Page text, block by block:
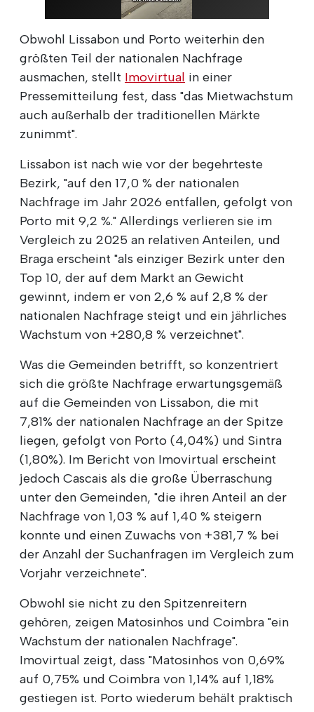
Obwohl Lissabon und Porto weiterhin den
größten Teil der nationalen Nachfrage
ausmachen, stellt Imovirtual in einer
Pressemitteilung fest, dass "das Mietwachstum
auch außerhalb der traditionellen Märkte
zunimmt".
Lissabon ist nach wie vor der begehrteste
Bezirk, "auf den 17,0 % der nationalen
Nachfrage im Jahr 2026 entfallen, gefolgt von
Porto mit 9,2 %." Allerdings verlieren sie im
Vergleich zu 2025 an relativen Anteilen, und
Braga erscheint "als einziger Bezirk unter den
Top 10, der auf dem Markt an Gewicht
gewinnt, indem er von 2,6 % auf 2,8 % der
nationalen Nachfrage steigt und ein jährliches
Wachstum von +280,8 % verzeichnet".
Was die Gemeinden betrifft, so konzentriert
sich die größte Nachfrage erwartungsgemäß
auf die Gemeinden von Lissabon, die mit
7,81% der nationalen Nachfrage an der Spitze
liegen, gefolgt von Porto (4,04%) und Sintra
(1,80%). Im Bericht von Imovirtual erscheint
jedoch Cascais als die große Überraschung
unter den Gemeinden, "die ihren Anteil an der
Nachfrage von 1,03 % auf 1,40 % steigern
konnte und einen Zuwachs von +381,7 % bei
der Anzahl der Suchanfragen im Vergleich zum
Vorjahr verzeichnete".
Obwohl sie nicht zu den Spitzenreitern
gehören, zeigen Matosinhos und Coimbra "ein
Wachstum der nationalen Nachfrage".
Imovirtual zeigt, dass "Matosinhos von 0,69%
auf 0,75% und Coimbra von 1,14% auf 1,18%
gestiegen ist. Porto wiederum behält praktisch